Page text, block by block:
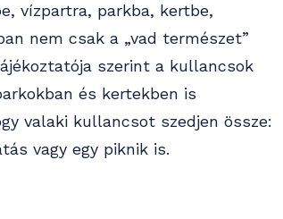
vízpartra, parkba, kertbe,
nem csak a „vad természet”
szerint a kullancsok
és kertekben is
valaki kullancsot szedjen össze:
vagy egy piknik is.